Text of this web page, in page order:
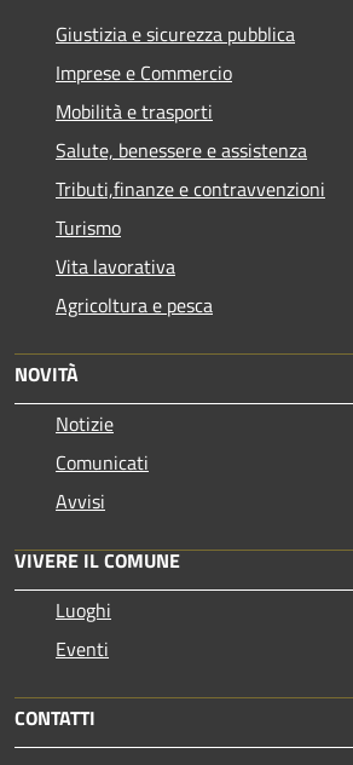
Giustizia e sicurezza pubblica
Imprese e Commercio
Mobilità e trasporti
Salute, benessere e assistenza
Tributi,finanze e contravvenzioni
Turismo
Vita lavorativa
Agricoltura e pesca
NOVITÀ
Notizie
Comunicati
Avvisi
VIVERE IL COMUNE
Luoghi
Eventi
CONTATTI